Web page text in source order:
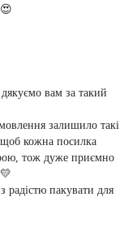
вам за такий
залишило такі
кожна посилка
тож дуже приємно
радістю пакувати для